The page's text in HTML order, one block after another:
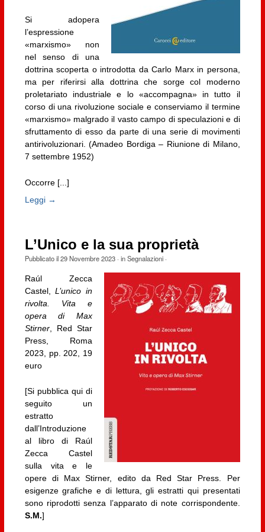
Si adopera
l’espressione
«marxismo» non
nel senso di una
dottrina scoperta o introdotta da Carlo Marx in persona,
ma per riferirsi alla dottrina che sorge col moderno
proletariato industriale e lo «accompagna» in tutto il
corso di una rivoluzione sociale e conserviamo il termine
«marxismo» malgrado il vasto campo di speculazioni e di
sfruttamento di esso da parte di una serie di movimenti
antirivoluzionari. (Amadeo Bordiga – Riunione di Milano,
7 settembre 1952)
Occorre [...]
Leggi →
L’Unico e la sua proprietà
Pubblicato il29 Novembre 2023· inSegnalazioni·
Raúl Zecca
Castel,L’unico in
rivolta. Vita e
opera di Max
Stirner, Red Star
Press, Roma
2023, pp. 202, 19
euro
[Si pubblica qui di
seguito un
estratto
dall’Introduzione
al libro di Raúl
Zecca Castel
sulla vita e le
opere di Max Stirner, edito da Red Star Press. Per
esigenze grafiche e di lettura, gli estratti qui presentati
sono riprodotti senza l’apparato di note corrispondente.
S.M.]